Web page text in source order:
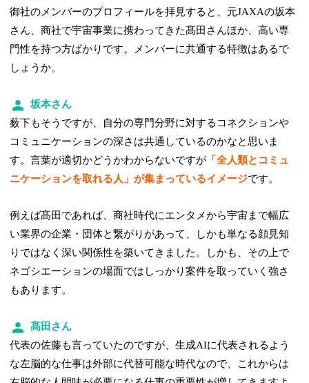
御社のメンバーのプロフィールを拝見すると、元JAXAの坂本
さん、商社で宇宙事業に携わってきた髙田さんほか、高い専
門性を持つ方ばかりです。メンバーに共通する特徴はあるで
しょうか。
坂本さん
薮下もそうですが、自分の専門分野に対するコネクションや
コミュニケーションの深さは共通しているのかなと思いま
す。言葉が適切かどうかわからないですが 「全人類とコミュ
ニケーションを取れる人」が集まっているイメージです。
例えば髙田であれば、商社時代にエンタメから宇宙まで幅広
い業界の企業・団体と繋がりがあって、しかも単なる顔見知
りではなく深い関係性を築いてきました。しかも、その上で
ネゴシエーションの場面ではしっかり案件を取っていく強さ
もあります。
髙田さん
代表の佐藤も言っていたのですが、生成AIに代表されるよう
な左脳的な仕事は外部に代替可能な時代なので、これからは